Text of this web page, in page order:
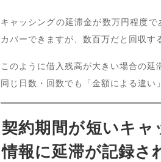
キャッシングの延滞金が数万円程度
カバーできますが、数百万だと回収す
このように借入残高が大きい場合の延
同じ日数・回数でも「金額による違い
契約期間が短いキャ
情報に延滞が記録さ